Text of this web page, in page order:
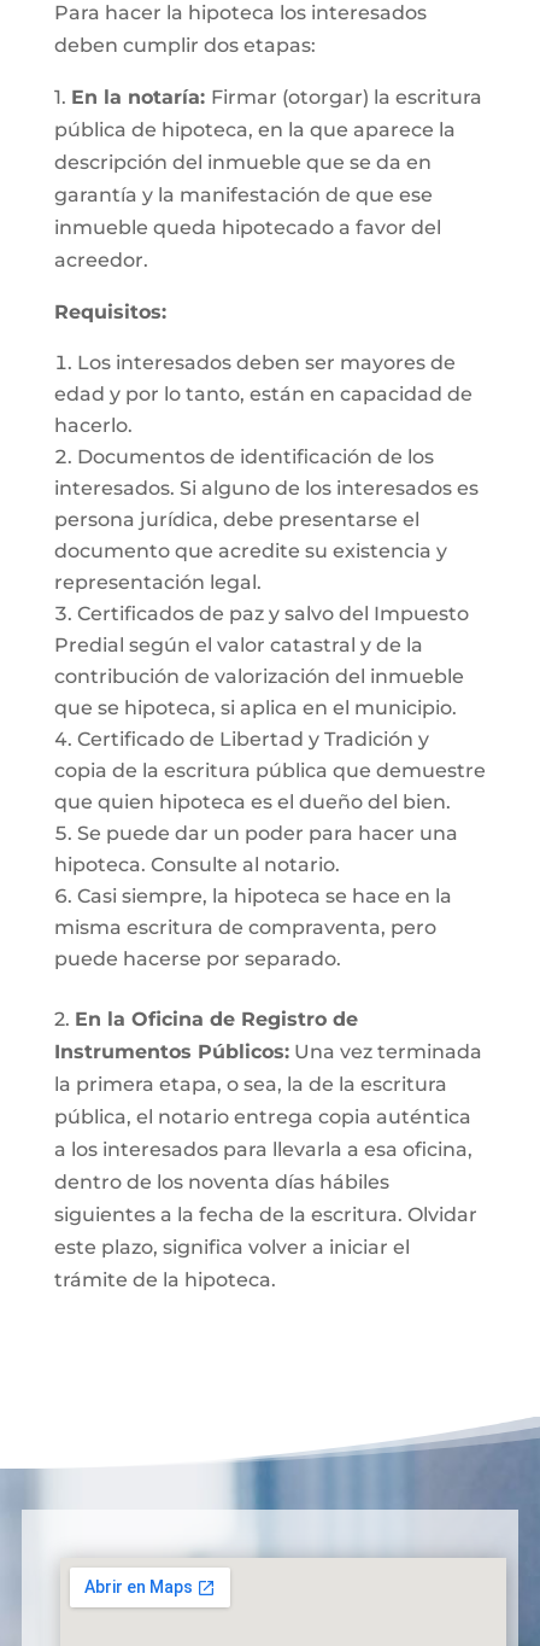
Para hacer la hipoteca los interesados
deben cumplir dos etapas:
1. En la notaría: Firmar (otorgar) la escritura
pública de hipoteca, en la que aparece la
descripción del inmueble que se da en
garantía y la manifestación de que ese
inmueble queda hipotecado a favor del
acreedor.
Requisitos:
Los interesados deben ser mayores de
edad y por lo tanto, están en capacidad de
hacerlo.
Documentos de identificación de los
interesados. Si alguno de los interesados es
persona jurídica, debe presentarse el
documento que acredite su existencia y
representación legal.
Certificados de paz y salvo del Impuesto
Predial según el valor catastral y de la
contribución de valorización del inmueble
que se hipoteca, si aplica en el municipio.
Certificado de Libertad y Tradición y
copia de la escritura pública que demuestre
que quien hipoteca es el dueño del bien.
Se puede dar un poder para hacer una
hipoteca. Consulte al notario.
Casi siempre, la hipoteca se hace en la
misma escritura de compraventa, pero
puede hacerse por separado.
2. En la Oficina de Registro de
Instrumentos Públicos:Una vez terminada
la primera etapa, o sea, la de la escritura
pública, el notario entrega copia auténtica
a los interesados para llevarla a esa oficina,
dentro de los noventa días hábiles
siguientes a la fecha de la escritura. Olvidar
este plazo, significa volver a iniciar el
trámite de la hipoteca.